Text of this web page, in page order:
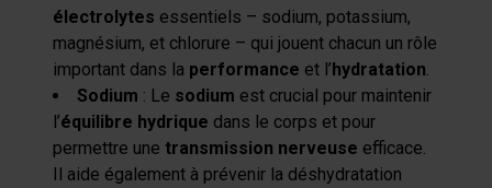
électrolytes essentiels – sodium, potassium,
magnésium, et chlorure – qui jouent chacun un rôle
important dans la performance et l’hydratation.
Sodium : Le sodium est crucial pour maintenir
l’équilibre hydrique dans le corps et pour
permettre une transmission nerveuse efficace.
Il aide également à prévenir la déshydratation